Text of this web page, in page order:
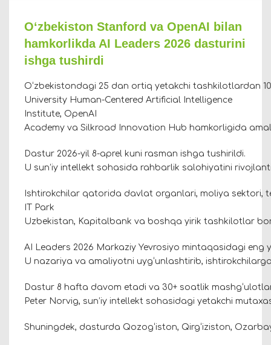
O‘zbekiston Stanford va OpenAI bilan
hamkorlikda AI Leaders 2026 dasturini
ishga tushirdi
O‘zbekistondagi 25 dan ortiq yetakchi tashkilotlardan
University Human-Centered Artificial Intelligence
Institute, OpenAI
Academy va Silkroad Innovation Hub hamkorligida
Dastur 2026-yil 8-aprel kuni rasman ishga tushirildi.
U sun’iy intellekt sohasida rahbarlik salohiyatini
Ishtirokchilar qatorida davlat organlari, moliya sektori,
IT Park
Uzbekistan, Kapitalbank va boshqa yirik tashkilotlar
AI Leaders 2026 Markaziy Yevrosiyo mintaqasidagi
U nazariya va amaliyotni uyg‘unlashtirib,
Dastur 8 hafta davom etadi va 30+ soatlik
Peter Norvig, sun’iy intellekt sohasidagi yetakchi
Shuningdek, dasturda Qozog‘iston, Qirg‘iziston,